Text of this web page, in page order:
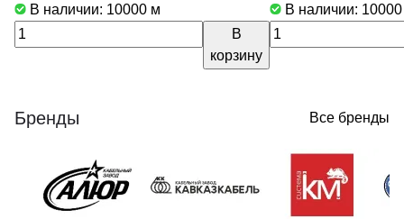
В наличии: 10000 м
В
корзину
В наличии:
Бренды Все бренды